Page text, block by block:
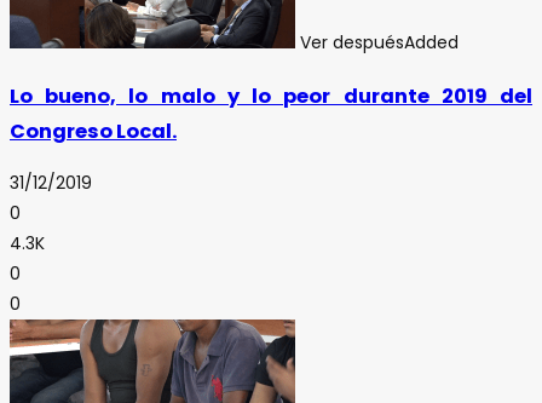
Ver despuésAdded
Lo bueno, lo malo y lo peor durante 2019 del
Congreso Local.
31/12/2019
0
4.3K
0
0